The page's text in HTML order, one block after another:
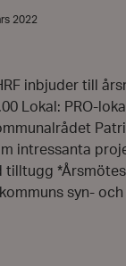
2022
inbjuder till
Lokal: PRO-
intressanta
tilltugg
syn-